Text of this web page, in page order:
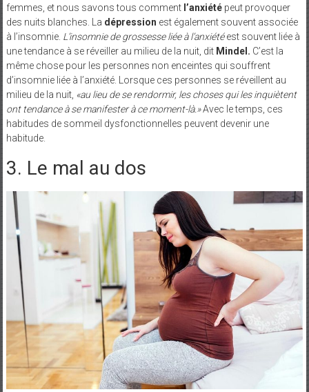
femmes, et nous savons tous comment l’anxiété peut provoquer
des nuits blanches. La dépression est également souvent associée
à l’insomnie. L’insomnie de grossesse liée à l’anxiétéest souvent liée à
une tendance à se réveiller au milieu de la nuit, dit Mindel. C’est la
même chose pour les personnes non enceintes qui souffrent
d’insomnie liée à l’anxiété. Lorsque ces personnes se réveillent au
milieu de la nuit, «au lieu de se rendormir, les choses qui les inquiètent
ont tendance à se manifester à ce moment-là.»Avec le temps, ces
habitudes de sommeil dysfonctionnelles peuvent devenir une
habitude.
3. Le mal au dos